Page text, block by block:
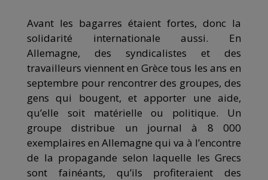
Avant les bagarres étaient fortes, donc la
solidarité internationale aussi. En
Allemagne, des syndicalistes et des
travailleurs viennent en Grèce tous les ans en
septembre pour rencontrer des groupes, des
gens qui bougent, et apporter une aide,
qu’elle soit matérielle ou politique. Un
groupe distribue un journal à 8 000
exemplaires en Allemagne qui va à l’encontre
de la propagande selon laquelle les Grecs
sont fainéants, qu’ils profiteraient des